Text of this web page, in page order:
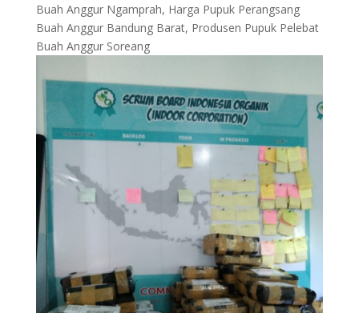
Buah Anggur Ngamprah, Harga Pupuk Perangsang
Buah Anggur Bandung Barat, Produsen Pupuk Pelebat
Buah Anggur Soreang